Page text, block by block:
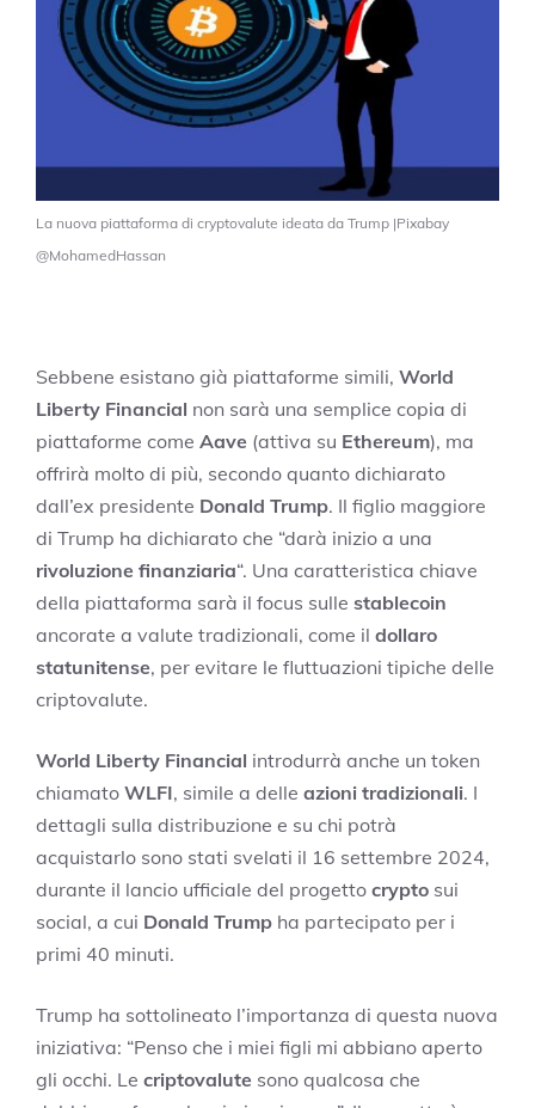
La nuova piattaforma di cryptovalute ideata da Trump |Pixabay
@MohamedHassan
Sebbene esistano già piattaforme simili, World
Liberty Financial non sarà una semplice copia di
piattaforme come Aave (attiva su Ethereum), ma
offrirà molto di più, secondo quanto dichiarato
dall’ex presidente Donald Trump. Il figlio maggiore
di Trump ha dichiarato che “darà inizio a una
rivoluzione finanziaria“. Una caratteristica chiave
della piattaforma sarà il focus sulle stablecoin
ancorate a valute tradizionali, come il dollaro
statunitense, per evitare le fluttuazioni tipiche delle
criptovalute.
World Liberty Financial introdurrà anche un token
chiamato WLFI, simile a delle azioni tradizionali. I
dettagli sulla distribuzione e su chi potrà
acquistarlo sono stati svelati il 16 settembre 2024,
durante il lancio ufficiale del progetto crypto sui
social, a cui Donald Trump ha partecipato per i
primi 40 minuti.
Trump ha sottolineato l’importanza di questa nuova
iniziativa: “Penso che i miei figli mi abbiano aperto
gli occhi. Le criptovalute sono qualcosa che